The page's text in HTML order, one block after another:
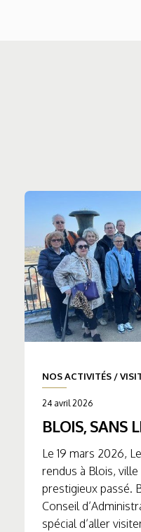
NOS ACTIVITÉS /
24 avril 2026
BLOIS, SANS
Le 19 mars 2026,
rendus à Blois,
prestigieux passé.
Conseil
spécial d’aller